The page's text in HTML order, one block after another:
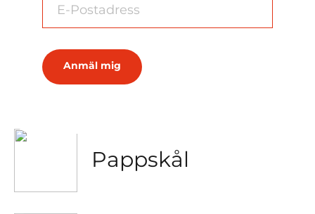
Fönsterask
Pappskål